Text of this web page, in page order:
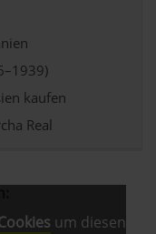
kaufen
Real
um diesen